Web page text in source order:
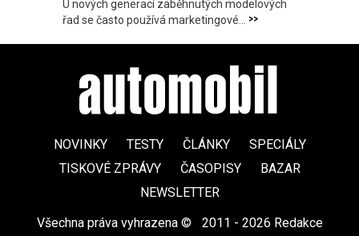
U nových generací zaběhnutých modelových
řad se často používá marketingové... >>
NOVINKY TESTY ČLÁNKY
SPECIÁLY
TISKOVÉ ZPRÁVY
ČASOPISY
BAZAR
NEWSLETTER
Všechna práva vyhrazena ©
2011 - 2026 Redakce